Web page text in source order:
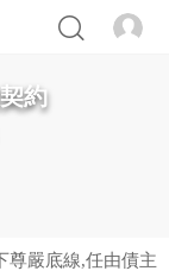
約
尊嚴底線,任由債主